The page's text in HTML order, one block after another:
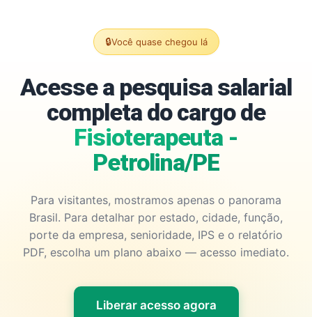
🔒Você quase chegou lá
Acesse a pesquisa salarial
completa do cargo de
Fisioterapeuta -
Petrolina/PE
Para visitantes, mostramos apenas o panorama
Brasil. Para detalhar por estado, cidade, função,
porte da empresa, senioridade, IPS e o relatório
PDF, escolha um plano abaixo — acesso imediato.
Liberar acesso agora